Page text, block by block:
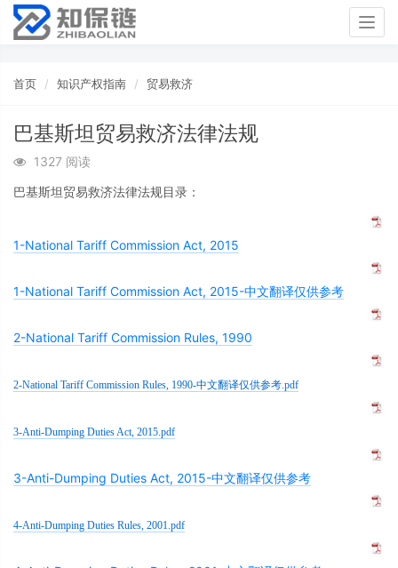
首页 知识产权指南 贸易救济
巴基斯坦贸易救济法律法规
1327 阅读
巴基斯坦贸易救济法律法规目录：
1-National Tariff Commission Act, 2015
1-National Tariff Commission Act, 2015-中文翻译仅供参考
2-National Tariff Commission Rules, 1990
2-National Tariff Commission Rules, 1990-中文翻译仅供参考.pdf
3-Anti-Dumping Duties Act, 2015.pdf
3-Anti-Dumping Duties Act, 2015-中文翻译仅供参考
4-Anti-Dumping Duties Rules, 2001.pdf